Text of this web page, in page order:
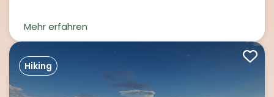
Mehr erfahren
Hiking